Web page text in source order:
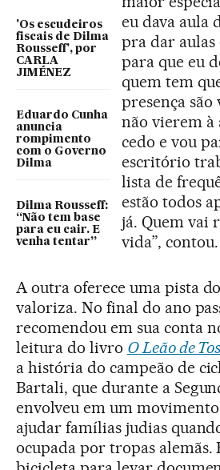
'Os escudeiros
fiscais de Dilma
Rousseff', por
CARLA
JIMÉNEZ
Eduardo Cunha
anuncia
rompimento
com o Governo
Dilma
Dilma Rousseff:
“Não tem base
para eu cair. E
venha tentar”
eu dava aula
pra dar aulas
para que eu
quem tem
presença são
não vierem à
cedo e vou
escritório
lista de
estão todos
já. Quem vai
vida”, contou.
A outra oferece uma pista
valoriza. No final do ano
recomendou em sua conta
leitura do livro O Leão de
a história do campeão de
Bartali, que durante a
envolveu em um
ajudar famílias judias
ocupada por tropas alemãs.